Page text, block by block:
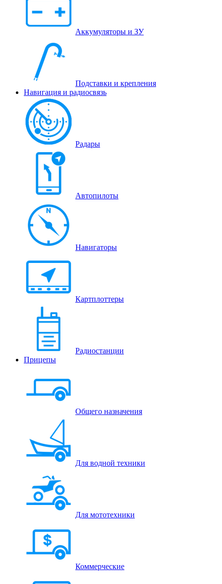
Аккумуляторы и ЗУ
Подставки и крепления
Навигация и радиосвязь
Радары
Автопилоты
Навигаторы
Картплоттеры
Радиостанции
Прицепы
Общего назначения
Для водной техники
Для мототехники
Коммерческие